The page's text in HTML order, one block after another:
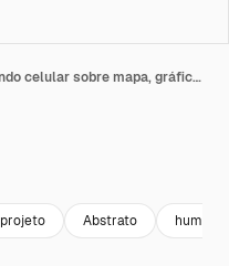
Animação de mão cortada usando celular sobre mapa, gráficos de barras e cérebro humano ao fundo.
projeto Abstrato humano